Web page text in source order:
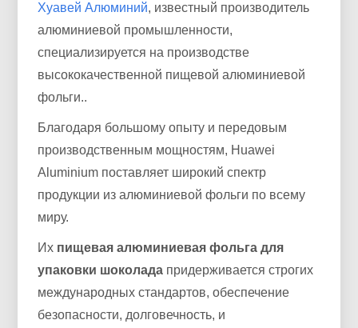
Хуавей Алюминий, известный производитель
алюминиевой промышленности,
специализируется на производстве
высококачественной пищевой алюминиевой
фольги..
Благодаря большому опыту и передовым
производственным мощностям, Huawei
Aluminium поставляет широкий спектр
продукции из алюминиевой фольги по всему
миру.
Их пищевая алюминиевая фольга для
упаковки шоколада придерживается строгих
международных стандартов, обеспечение
безопасности, долговечность, и